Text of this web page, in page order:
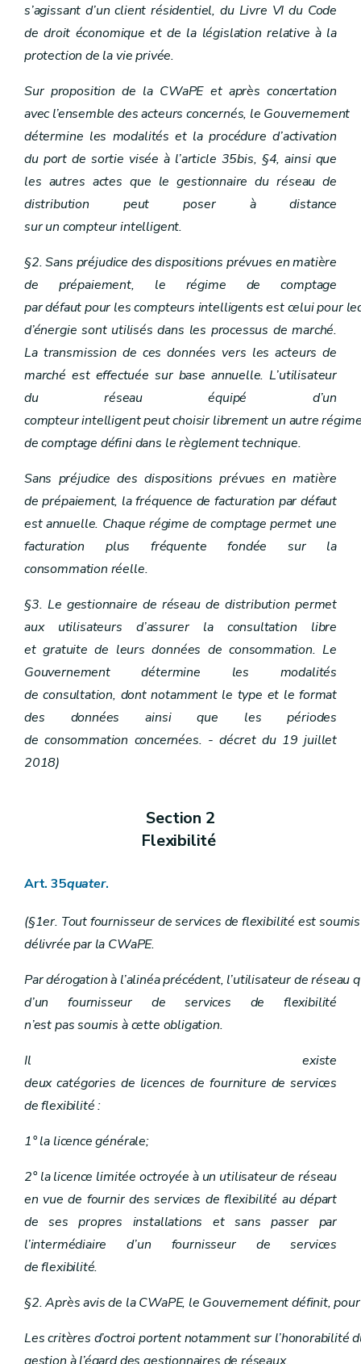
s’agissant d’un client résidentiel, du Livre VI du Code
de droit économique et de la législation relative à la
protection de la vie privée.
Sur proposition de la CWaPE et après concertation
avec l’ensemble des acteurs concernés, le Gouvernement
détermine les modalités et la procédure d’activation
du port de sortie visée à l’article 35bis, §4, ainsi que
les autres actes que le gestionnaire du réseau de
distribution peut poser à distance
sur un compteur intelligent.
§2. Sans préjudice des dispositions prévues en matière
de prépaiement, le régime de comptage
par défaut pour les compteurs intelligents est celui pour
d’énergie sont utilisés dans les processus de marché.
La transmission de ces données vers les acteurs de
marché est effectuée sur base annuelle. L’utilisateur
du réseau équipé d’un
compteur intelligent peut choisir librement un autre
de comptage défini dans le règlement technique.
Sans préjudice des dispositions prévues en matière
de prépaiement, la fréquence de facturation par défaut
est annuelle. Chaque régime de comptage permet une
facturation plus fréquente fondée sur la
consommation réelle.
§3. Le gestionnaire de réseau de distribution permet
aux utilisateurs d’assurer la consultation libre
et gratuite de leurs données de consommation. Le
Gouvernement détermine les modalités
de consultation, dont notamment le type et le format
des données ainsi que les périodes
de consommation concernées. - décret du 19 juillet
2018)
Section 2
Flexibilité
Art. 35quater.
(§1er. Tout fournisseur de services de flexibilité est
délivrée par la CWaPE.
Par dérogation à l’alinéa précédent, l’utilisateur de
d’un fournisseur de services de flexibilité
n’est pas soumis à cette obligation.
Il existe
deux catégories de licences de fourniture de services
de flexibilité :
1° la licence générale;
2° la licence limitée octroyée à un utilisateur de réseau
en vue de fournir des services de flexibilité au départ
de ses propres installations et sans passer par
l’intermédiaire d’un fournisseur de services
de flexibilité.
§2. Après avis de la CWaPE, le Gouvernement définit,
Les critères d’octroi portent notamment sur l’honorabilité